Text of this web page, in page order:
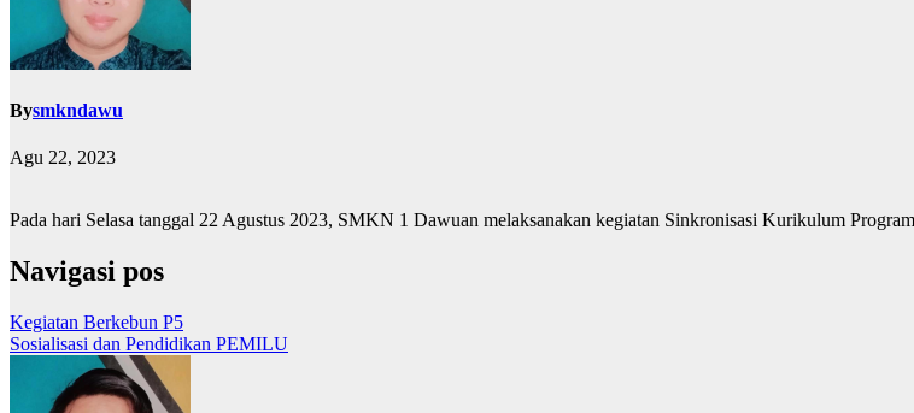
Bysmkndawu
Agu 22, 2023
Pada hari Selasa tanggal 22 Agustus 2023, SMKN 1 Dawuan melaksanakan kegiatan Sinkronisasi Kurikulum
Navigasi pos
Kegiatan Berkebun P5
Sosialisasi dan Pendidikan PEMILU